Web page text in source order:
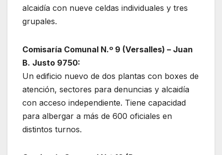
alcaidía con nueve celdas individuales y tres
grupales.
Comisaría Comunal N.º 9 (Versalles) – Juan
B. Justo 9750:
Un edificio nuevo de dos plantas con boxes de
atención, sectores para denuncias y alcaidía
con acceso independiente. Tiene capacidad
para albergar a más de 600 oficiales en
distintos turnos.